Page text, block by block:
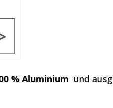
% Aluminium und